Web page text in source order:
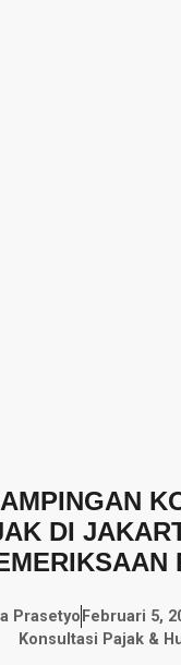
DI
Prasetyo Februari 5,
Konsultasi Pajak &